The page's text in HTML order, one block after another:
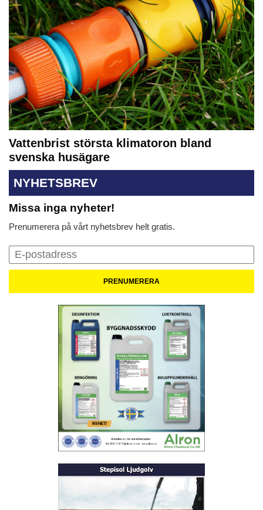
Vattenbrist största klimatoron bland
svenska husägare
NYHETSBREV
Missa inga nyheter!
Prenumerera på vårt nyhetsbrev helt gratis.